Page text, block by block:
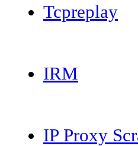
Tcpreplay
IRM
IP Proxy